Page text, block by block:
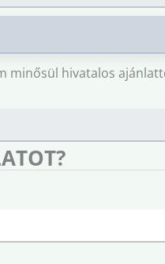
minősül hivatalos